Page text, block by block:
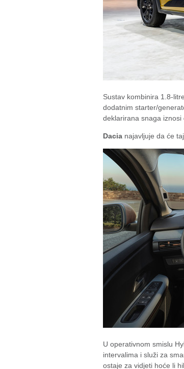
Sustav kombinira 1.8-
dodatnim starter/
deklarirana snaga iznosi
Dacia najavljuje da će
U operativnom smislu
intervalima i služi za
ostaje za vidjeti hoće li